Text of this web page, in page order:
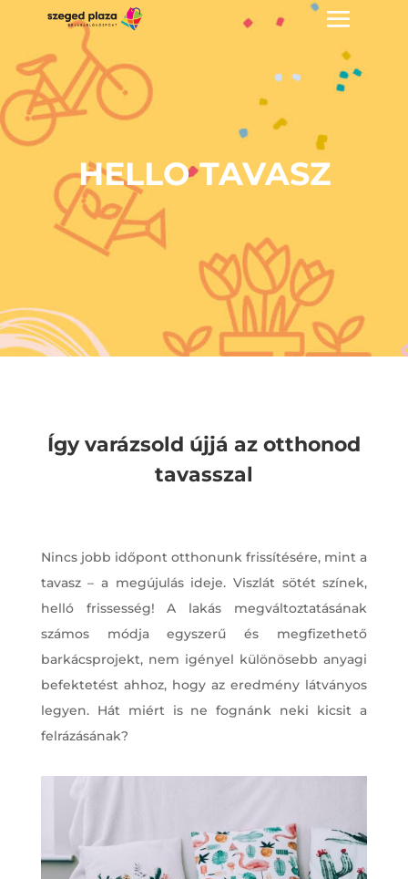
HELLO TAVASZ
Így varázsold újjá az otthonod
tavasszal
Nincs jobb időpont otthonunk frissítésére, mint a
tavasz – a megújulás ideje. Viszlát sötét színek,
helló frissesség! A lakás megváltoztatásának
számos módja egyszerű és megfizethető
barkácsprojekt, nem igényel különösebb anyagi
befektetést ahhoz, hogy az eredmény látványos
legyen. Hát miért is ne fognánk neki kicsit a
felrázásának?